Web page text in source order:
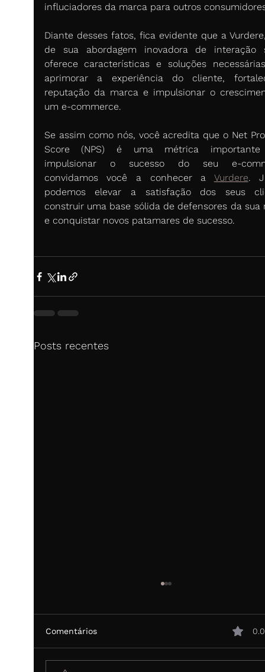
influciadores da marca para outros
Diante desses fatos, fica evidente que a
de sua abordagem inovadora de interação
oferece características e soluções
aprimorar a experiência do cliente,
reputação da marca e impulsionar o
um e-commerce.
Se assim como nós, você acredita que o Net
Score (NPS) é uma métrica
impulsionar o sucesso do seu e-
convidamos você a conhecer a Vurdere.
podemos elevar a satisfação dos seus
construir uma base sólida de defensores da sua
e conquistar novos patamares de sucesso.
Posts recentes
Comentários